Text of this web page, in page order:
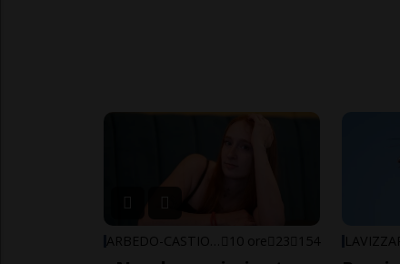
10 ore 23 154